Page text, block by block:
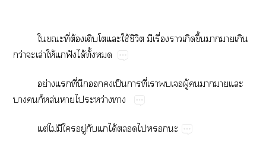
​​ี่​ต้​​​​ใช้​ี​​ื่​​​ึ้​​​​
ว่​​ล่​ให้​​ฟั​ได้​ั้​
ย่​​ี่​​​​ป็​​ี่​​​​ู้​​​​​
​​​ล่​​​ว่​
ต่​ไม่​​​ู่​​​ได้​​​​